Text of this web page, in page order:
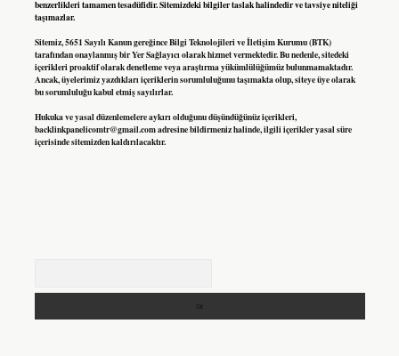
benzerlikleri tamamen tesadüfidir. Sitemizdeki bilgiler taslak halindedir ve tavsiye niteliği
taşımazlar.
Sitemiz, 5651 Sayılı Kanun gereğince Bilgi Teknolojileri ve İletişim Kurumu (BTK)
tarafından onaylanmış bir Yer Sağlayıcı olarak hizmet vermektedir. Bu nedenle, sitedeki
içerikleri proaktif olarak denetleme veya araştırma yükümlülüğümüz bulunmamaktadır.
Ancak, üyelerimiz yazdıkları içeriklerin sorumluluğunu taşımakta olup, siteye üye olarak
bu sorumluluğu kabul etmiş sayılırlar.
Hukuka ve yasal düzenlemelere aykırı olduğunu düşündüğünüz içerikleri,
backlinkpanelicomtr@gmail.comadresine bildirmeniz halinde, ilgili içerikler yasal süre
içerisinde sitemizden kaldırılacaktır.